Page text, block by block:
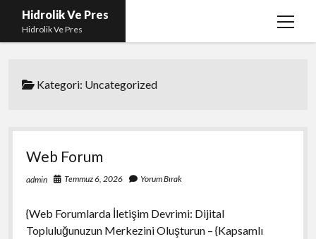
Hidrolik Ve Pres
Hidrolik Ve Pres
menüyü
Kategori: Uncategorized
Web Forum
admin Temmuz 6, 2026 Yorum Bırak
{Web Forumlarda İletişim Devrimi: Dijital
Topluluğunuzun Merkezini Oluşturun – {Kapsamlı